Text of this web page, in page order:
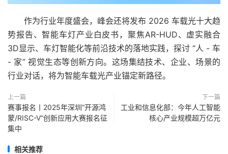
作为行业年度盛会，峰会还将发布 2026 车载光十大趋
势报告、智能车灯产业白皮书，聚焦AR-HUD、虚实融合
3D显示、车灯智能化等前沿技术的落地实践，探讨 “人 - 车
- 家” 视觉生态等创新方向。这场集结技术、企业、场景的
行业对话，将为智能车载光产业锚定新路径。
上一篇
赛事报名丨2025年深圳“开源鸿
蒙/RISC-V”创新应用大赛报名征
集中
下一篇
工业和信息化部：今年人工智能
核心产业规模超万亿元
相关推荐